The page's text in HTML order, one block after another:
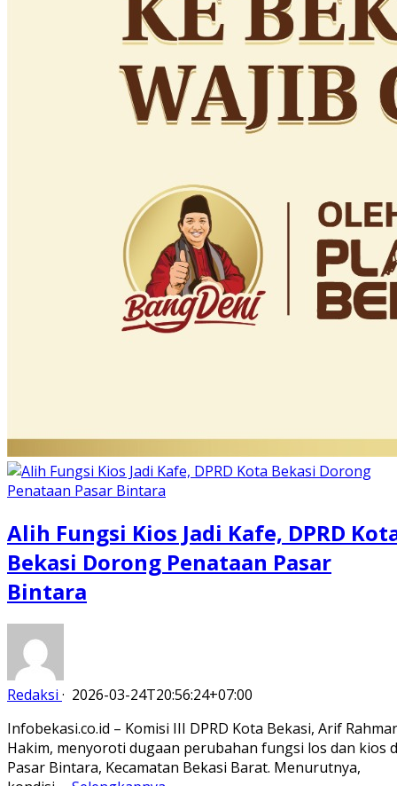
Alih Fungsi Kios Jadi Kafe, DPRD
Bekasi Dorong Penataan Pasar
Bintara
Redaksi · 2026-03-24T20:56:24+07:00
Infobekasi.co.id – Komisi III DPRD Kota Bekasi, Arif
Hakim, menyoroti dugaan perubahan fungsi los dan kios
Pasar Bintara, Kecamatan Bekasi Barat. Menurutnya,